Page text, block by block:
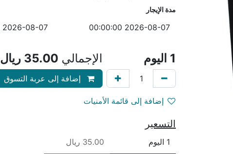
مدة الإيجار
1 اليوم الإجمالي 35.00 ريال
إضافة إلى عربة التسوق
إضافة إلى قائمة الأمنيات
التسعير
1 اليوم 35.00 ريال